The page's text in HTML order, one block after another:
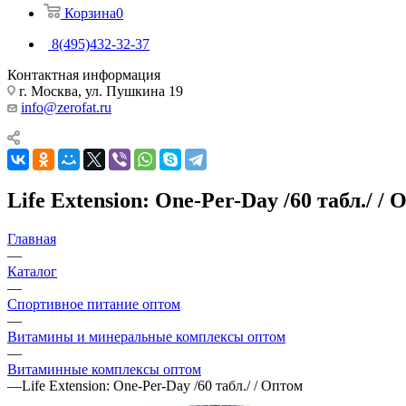
Корзина0
8(495)432-32-37
Контактная информация
г. Москва, ул. Пушкина 19
info@zerofat.ru
Life Extension: One-Per-Day /60 табл./ /
Главная
—
Каталог
—
Спортивное питание оптом
—
Витамины и минеральные комплексы оптом
—
Витаминные комплексы оптом
—Life Extension: One-Per-Day /60 табл./ / Оптом